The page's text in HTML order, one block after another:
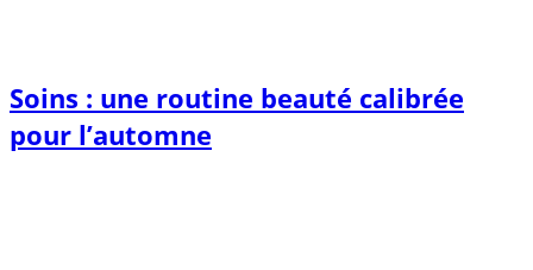
Soins : une routine beauté calibrée
pour l’automne